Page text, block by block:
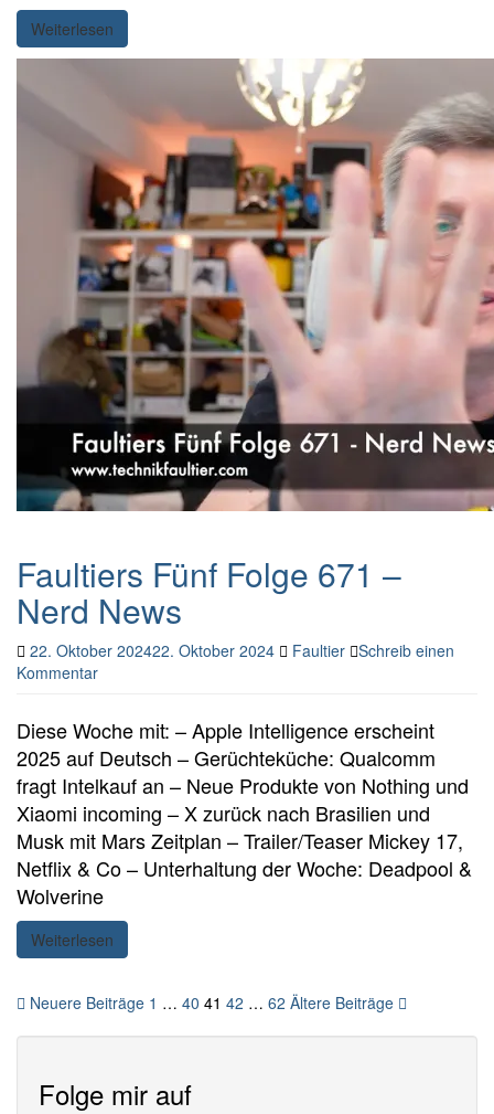
Weiterlesen
Faultiers Fünf Folge 671 –
Nerd News
22. Oktober 202422. Oktober 2024 Faultier Schreib einen
Kommentar
Diese Woche mit: – Apple Intelligence erscheint
2025 auf Deutsch – Gerüchteküche: Qualcomm
fragt Intelkauf an – Neue Produkte von Nothing und
Xiaomi incoming – X zurück nach Brasilien und
Musk mit Mars Zeitplan – Trailer/Teaser Mickey 17,
Netflix & Co – Unterhaltung der Woche: Deadpool &
Wolverine
Weiterlesen
Seitennummerierung
der
Beiträge
Neuere Beiträge 1 … 40 41 42 … 62 Ältere Beiträge
Folge mir auf